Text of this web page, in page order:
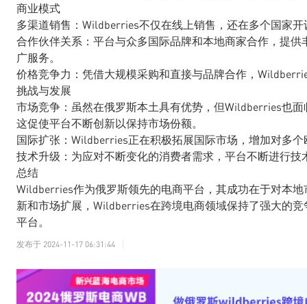
商业模式
多渠道销售：Wildberries不仅在线上销售，还在多个国家
合作伙伴关系：平台与众多国际品牌和本地商家合作，提
广服务。
价格竞争力：凭借大规模采购和直接与品牌合作，
挑战与发展
市场竞争：虽然在俄罗斯本土具有优势，但Wildberries也
这促使平台不断创新以保持市场份额。
国际扩张：Wildberries正在积极拓展国际市场，增加对多
技术升级：为应对不断变化的消费者需求，平台不断进行
总结
Wildberries作为俄罗斯领先的电商平台，其成功在于对本
新和市场扩展，Wildberries在跨境电商领域保持了强大的
平台。
发布于 2024-11-17 06:31:44